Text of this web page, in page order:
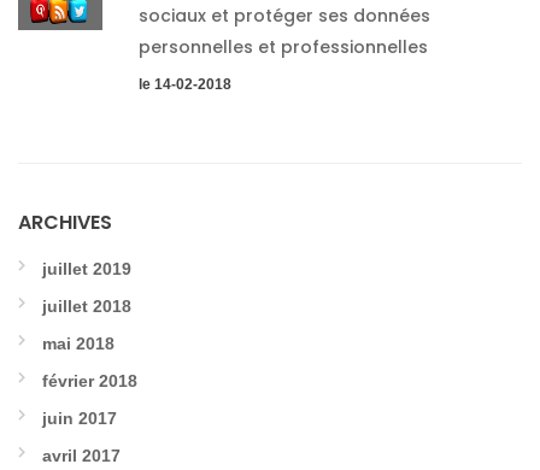
sociaux et protéger ses données
personnelles et professionnelles
le 14-02-2018
ARCHIVES
juillet 2019
juillet 2018
mai 2018
février 2018
juin 2017
avril 2017